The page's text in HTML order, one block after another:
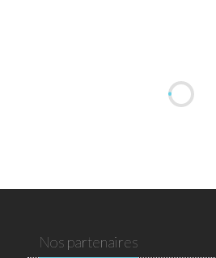
Nos partenaires